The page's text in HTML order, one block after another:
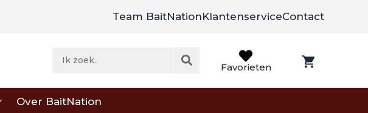
Team BaitNationKlantenserviceContact
Favorieten
Over BaitNation